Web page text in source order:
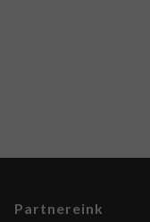
Partnereink